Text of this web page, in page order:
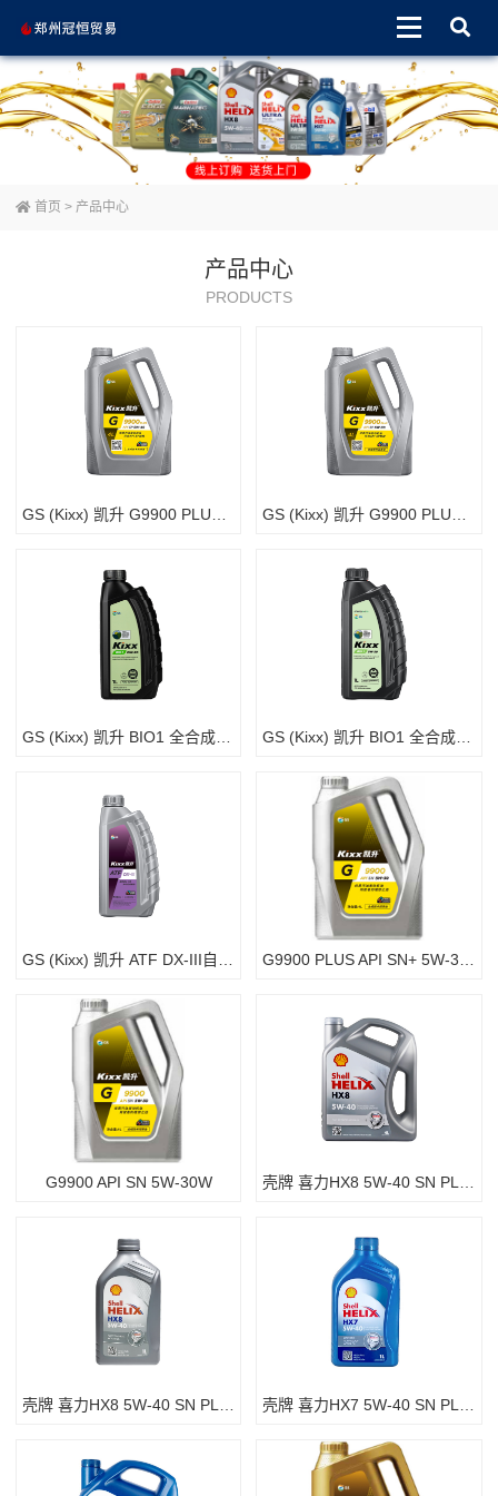
首页 > 产品中心
产品中心
PRODUCTS
GS (Kixx) 凯升 G9900 PLUS 合成技术机油 5W-40 SP级 银凯系列 GS (Kixx) 凯升 G9900 PLUS 合成技术机油 5W-30 SP级 银凯系列
GS (Kixx) 凯升 BIO1 全合成机油 0W-20 SP级 100%植物基基础油 1L GS (Kixx) 凯升 BIO1 全合成机油 5W-30 SP级 植物基基础油 1L
GS (Kixx) 凯升 ATF DX-III自动变速箱油 4速5速 G9900 PLUS API SN+ 5W-30W
G9900 API SN 5W-30W 壳牌 喜力HX8 5W-40 SN PLUS 4L装
壳牌 喜力HX8 5W-40 SN PLUS 1L装 壳牌 喜力HX7 5W-40 SN PLUS 1L装